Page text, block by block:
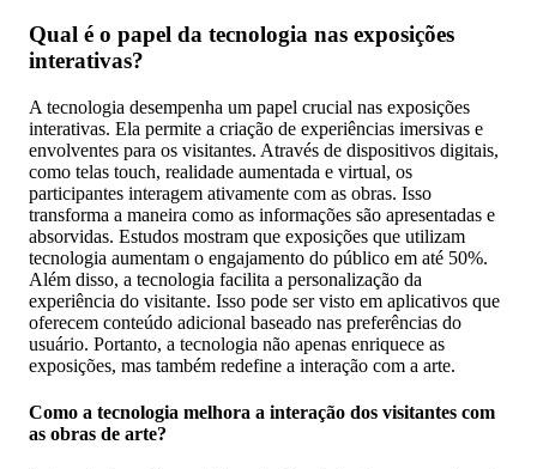
Qual é o papel da tecnologia nas exposições
interativas?
A tecnologia desempenha um papel crucial nas exposições
interativas. Ela permite a criação de experiências imersivas e
envolventes para os visitantes. Através de dispositivos digitais,
como telas touch, realidade aumentada e virtual, os
participantes interagem ativamente com as obras. Isso
transforma a maneira como as informações são apresentadas e
absorvidas. Estudos mostram que exposições que utilizam
tecnologia aumentam o engajamento do público em até 50%.
Além disso, a tecnologia facilita a personalização da
experiência do visitante. Isso pode ser visto em aplicativos que
oferecem conteúdo adicional baseado nas preferências do
usuário. Portanto, a tecnologia não apenas enriquece as
exposições, mas também redefine a interação com a arte.
Como a tecnologia melhora a interação dos visitantes com
as obras de arte?